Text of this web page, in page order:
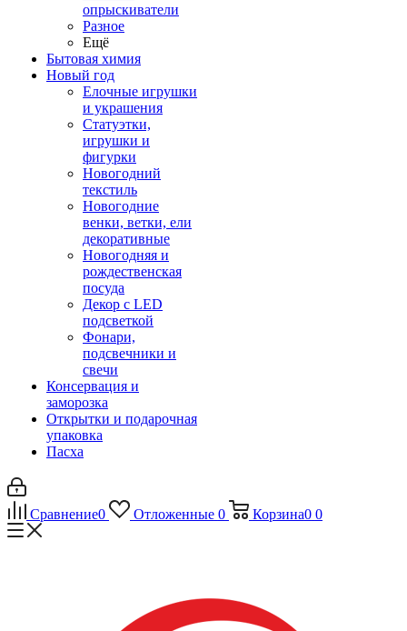
опрыскиватели
Разное
Ещё
Бытовая химия
Новый год
Елочные игрушки
и украшения
Статуэтки,
игрушки и
фигурки
Новогодний
текстиль
Новогодние
венки, ветки, ели
декоративные
Новогодняя и
рождественская
посуда
Декор с LED
подсветкой
Фонари,
подсвечники и
свечи
Консервация и
заморозка
Открытки и подарочная
упаковка
Пасха
Сравнение0 Отложенные 0 Корзина0 0